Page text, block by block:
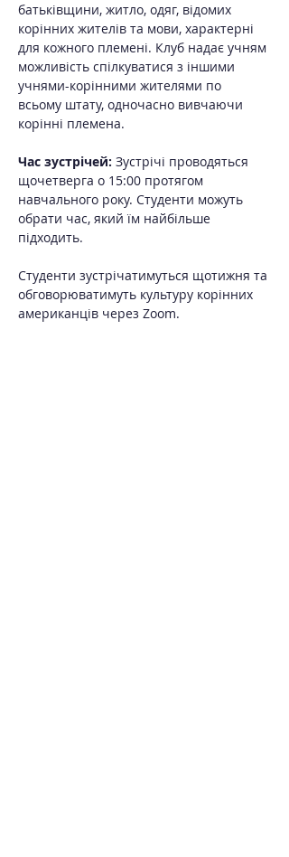
батьківщини, житло, одяг, відомих
корінних жителів та мови, характерні
для кожного племені. Клуб надає учням
можливість спілкуватися з іншими
учнями-корінними жителями по
всьому штату, одночасно вивчаючи
корінні племена.
Час зустрічей: Зустрічі проводяться
щочетверга о 15:00 протягом
навчального року. Студенти можуть
обрати час, який їм найбільше
підходить.
Студенти зустрічатимуться щотижня та
обговорюватимуть культуру корінних
американців через Zoom.